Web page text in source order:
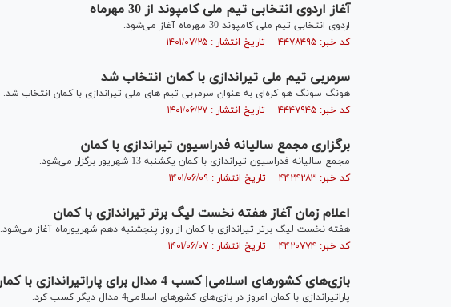
آغاز اردوی انتخابی تیم ملی کامپوند از 30 مهرماه
اردوی انتخابی تیم ملی کامپوند 30 مهرماه آغاز می‌شود.
کد خبر: ۴۴۷۸۴۹۵ تاریخ انتشار : ۱۴۰۱/۰۷/۲۵
سرمربی تیم ملی تیراندازی با کمان انتخاب شد
هونگ سونگ هو کره‌ای به عنوان سرمربی تیم های ملی تیراندازی با کمان انتخاب شد.
کد خبر: ۴۴۴۷۹۴۵ تاریخ انتشار : ۱۴۰۱/۰۶/۲۷
برگزاری مجمع سالیانه فدراسیون تیراندازی با کمان
مجمع سالیانه فدراسیون تیراندازی با کمان یکشنبه 13 شهریور برگزار می‌شود.
کد خبر: ۴۴۲۴۲۸۳ تاریخ انتشار : ۱۴۰۱/۰۶/۰۹
اعلام زمان آغاز هفته نخست لیگ برتر تیراندازی با کمان
هفته نخست لیگ برتر تیراندازی با کمان از روز پنجشنبه دهم شهریورماه آغاز می‌شود.
کد خبر: ۴۴۲۰۷۷۴ تاریخ انتشار : ۱۴۰۱/۰۶/۰۷
بازی‌های کشورهای اسلامی| کسب 4 مدال برای پاراتیراندازی با کمان
پاراتیراندازی با کمان امروز در بازی‌های کشورهای اسلامی4 مدال دیگر کسب کرد.